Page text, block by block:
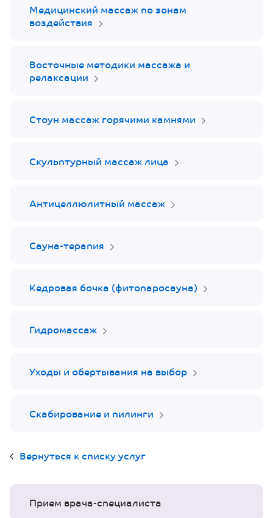
Прием врача-специалиста
Медицинский массаж по зонам
воздействия
Восточные методики массажа и
релаксации
Стоун массаж горячими камнями
Скульптурный массаж лица
Антицеллюлитный массаж
Сауна-терапия
Кедровая бочка (фитопаросауна)
Гидромассаж
Уходы и обертывания на выбор
Скабирование и пилинги
Вернуться к списку услуг